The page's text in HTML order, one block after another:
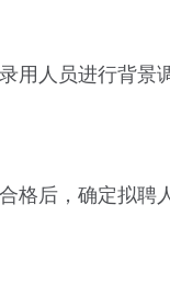
用人员进行背景
格后，确定拟聘